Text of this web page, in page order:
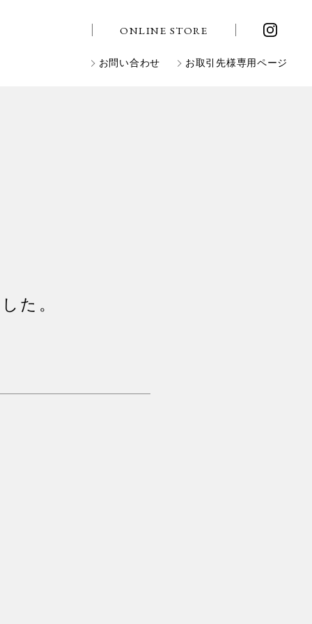
ONLINE STORE
お問い合わせ お取引先様専用ページ
た。